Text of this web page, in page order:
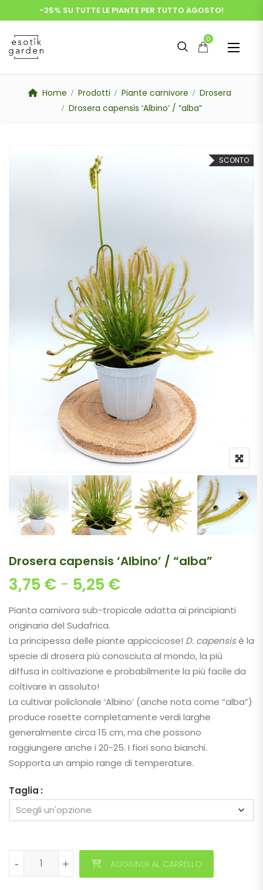
-25% SU TUTTE LE PIANTE PER TUTTO AGOSTO!
0
Home Prodotti Piante carnivore
Drosera
Drosera capensis ‘Albino’ / “alba”
SCONTO
Drosera capensis ‘Albino’ / “alba”
3,75 € - 5,25 €
Pianta carnivora sub-tropicale adatta ai principianti
originaria del Sudafrica.
La principessa delle piante appiccicose! D. capensisè la
specie di drosera più conosciuta al mondo, la più
diffusa in coltivazione e probabilmente la più facile da
coltivare in assoluto!
La cultivar policlonale ‘Albino’ (anche nota come “alba”)
produce rosette completamente verdi larghe
generalmente circa 15 cm, ma che possono
raggiungere anche i 20-25. I fiori sono bianchi.
Sopporta un ampio range di temperature.
Taglia
Drosera capensis 'Albino' / "alba" quantità
+
- +
- AGGIUNGI AL CARRELLO